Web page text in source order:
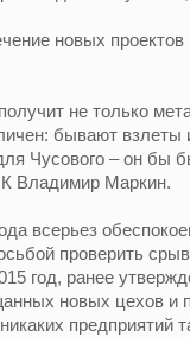
новых
не только
бывают
Чусового – он бы
Владимир Маркин.
всерьез
проверить
год, ранее
новых цехов и
предприятий